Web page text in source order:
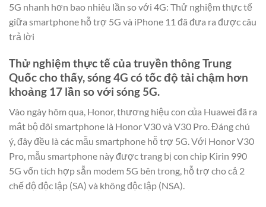
5G nhanh hơn bao nhiêu lần so với 4G: Thử nghiệm thực tế
giữa smartphone hỗ trợ 5G và iPhone 11 đã đưa ra được câu
trả lời
Thử nghiệm thực tế của truyền thông Trung
Quốc cho thấy, sóng 4G có tốc độ tải chậm hơn
khoảng 17 lần so với sóng 5G.
Vào ngày hôm qua, Honor, thương hiệu con của Huawei đã ra
mắt bộ đôi smartphone là Honor V30 và V30 Pro. Đáng chú
ý, đây đều là các mẫu smartphone hỗ trợ 5G. Với Honor V30
Pro, mẫu smartphone này được trang bị con chip Kirin 990
5G vốn tích hợp sẵn modem 5G bên trong, hỗ trợ cho cả 2
chế độ độc lập (SA) và không độc lập (NSA).